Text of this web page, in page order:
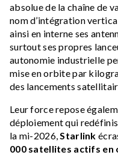
absolue de la chaîne de
nom d’intégration
ainsi en interne ses
surtout ses propres
autonomie industrielle
mise en orbite par
des lancements
Leur force repose
déploiement qui
la mi-2026, Starlink
000 satellites actifs en